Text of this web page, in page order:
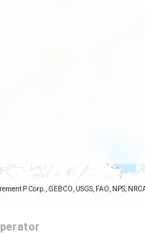
P Corp., GEBCO, USGS, FAO, NPS,